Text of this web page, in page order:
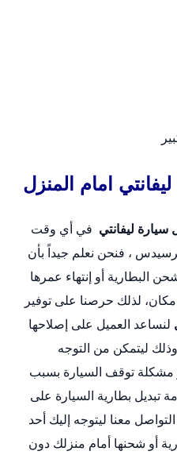
امام المنزل
سيارة ليفانتي في أي وقت
، فنحن نعلم جيداً بأن
البطارية أو إنتهاء عمرها
لذلك حرصنا على توفير
لنساعد العميل على إصلاحها
ليتمكن من التوجه
مشكلة توقف السيارة بسبب
تبديل بطارية السيارة على
التواصل معنا ليتوجه إليك أحد
أو شحنها أمام منزلك دون